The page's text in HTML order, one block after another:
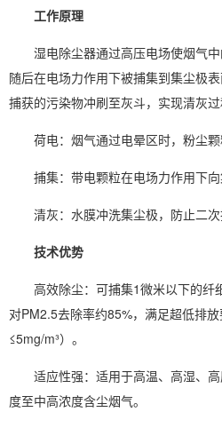
工作原理
湿电除尘器通过高压电场使烟气
随后在电场力作用下被捕集到集尘极
捕获的污染物冲刷至灰斗，实现清灰过
荷电：烟气通过电晕区时，粉尘颗
捕集：带电颗粒在电场力作用下向
清灰：水膜冲洗集尘极，防止二次
技术优势
高效除尘：可捕集1微米以下的纤
对PM2.5去除率约85%，满足超低排
≤5mg/m³）。
适应性强：适用于高温、高湿、
度至中高浓度含尘烟气。